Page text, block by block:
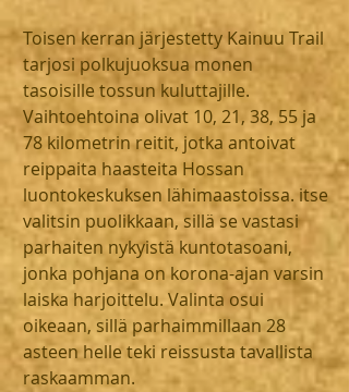
Toisen kerran järjestetty Kainuu Trail
tarjosi polkujuoksua monen
tasoisille tossun kuluttajille.
Vaihtoehtoina olivat 10, 21, 38, 55 ja
78 kilometrin reitit, jotka antoivat
reippaita haasteita Hossan
luontokeskuksen lähimaastoissa. itse
valitsin puolikkaan, sillä se vastasi
parhaiten nykyistä kuntotasoani,
jonka pohjana on korona-ajan varsin
laiska harjoittelu. Valinta osui
oikeaan, sillä parhaimmillaan 28
asteen helle teki reissusta tavallista
raskaamman.